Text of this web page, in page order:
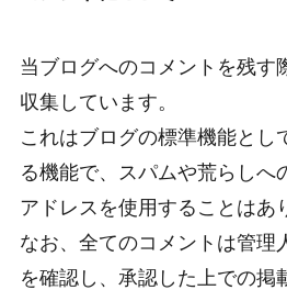
当ブログへのコメントを残す
収集しています。
これはブログの標準機能とし
る機能で、スパムや荒らしへ
アドレスを使用することはあ
なお、全てのコメントは管理
を確認し、承認した上での掲